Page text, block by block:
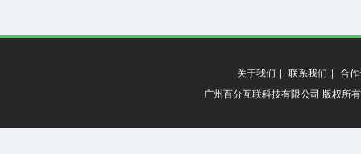
关于我们 | 联系我们 | 合
广州百分互联科技有限公司 版权所